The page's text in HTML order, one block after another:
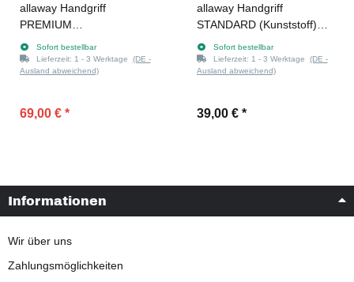
allaway Handgriff
PREMIUM
(Saugdosenstart)
Sofort bestellbar
Lieferzeit: 1 - 3 Werktage (DE -
Ausland abweichend)
69,00 € *
allaway Handgriff
STANDARD (Kunststoff)
mit Adapter
Sofort bestellbar
Lieferzeit: 1 - 3 Werktage (DE -
Ausland abweichend)
39,00 € *
Informationen
Wir über uns
Zahlungsmöglichkeiten